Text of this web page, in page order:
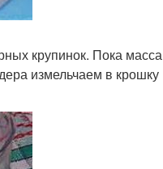
крупинок. Пока масса
измельчаем в крошку